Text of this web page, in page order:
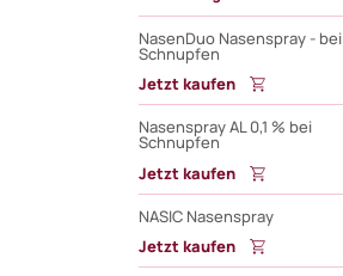
NasenDuo Nasenspray - bei
Schnupfen
Jetzt kaufen
Nasenspray AL 0,1 % bei
Schnupfen
Jetzt kaufen
NASIC Nasenspray
Jetzt kaufen